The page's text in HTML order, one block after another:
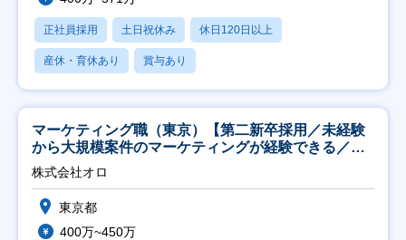
正社員採用 土日祝休み 休日120日以上
産休・育休あり 賞与あり
マーケティング職（東京）【第二新卒採用／未経験
から大規模案件のマーケティングが経験できる／研
修充実】
株式会社オロ
東京都
400万~450万